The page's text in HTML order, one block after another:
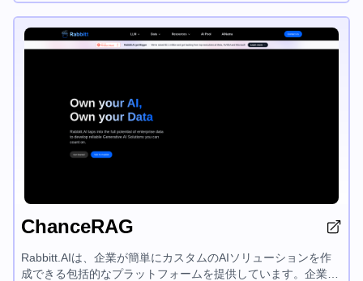
ノラルからステレオの検出、AIを使ったインストルメント認識
など、プロジェクトの設定を簡単にし、ユーザーをより創造的
なプロセスに早く導きます。
ChanceRAG
Rabbitt.AIは、企業が簡単にカスタムのAIソリューションを作
成できる包括的なプラットフォームを提供しています。企業デ